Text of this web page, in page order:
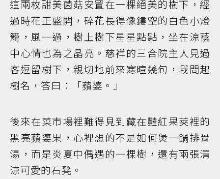
這兩枚甜美菌菇安置在一棵絕美的樹下，經
過時花正盛開，碎花長得像鏤空的白色小燈
籠，風一過，樹上樹下星星點點，坐在涼蔭
中心情也為之晶亮。慈祥的三合院主人見過
客逗留樹下，親切地前來寒暄幾句，我問起
樹名，答曰：「蘋婆。」
後來在菜市場裡難得見到藏在豔紅果莢裡的
黑亮蘋婆果，心裡想的不是如何煲一鍋排骨
湯，而是炎夏中偶遇的一棵樹，還有兩張清
涼可愛的石凳。